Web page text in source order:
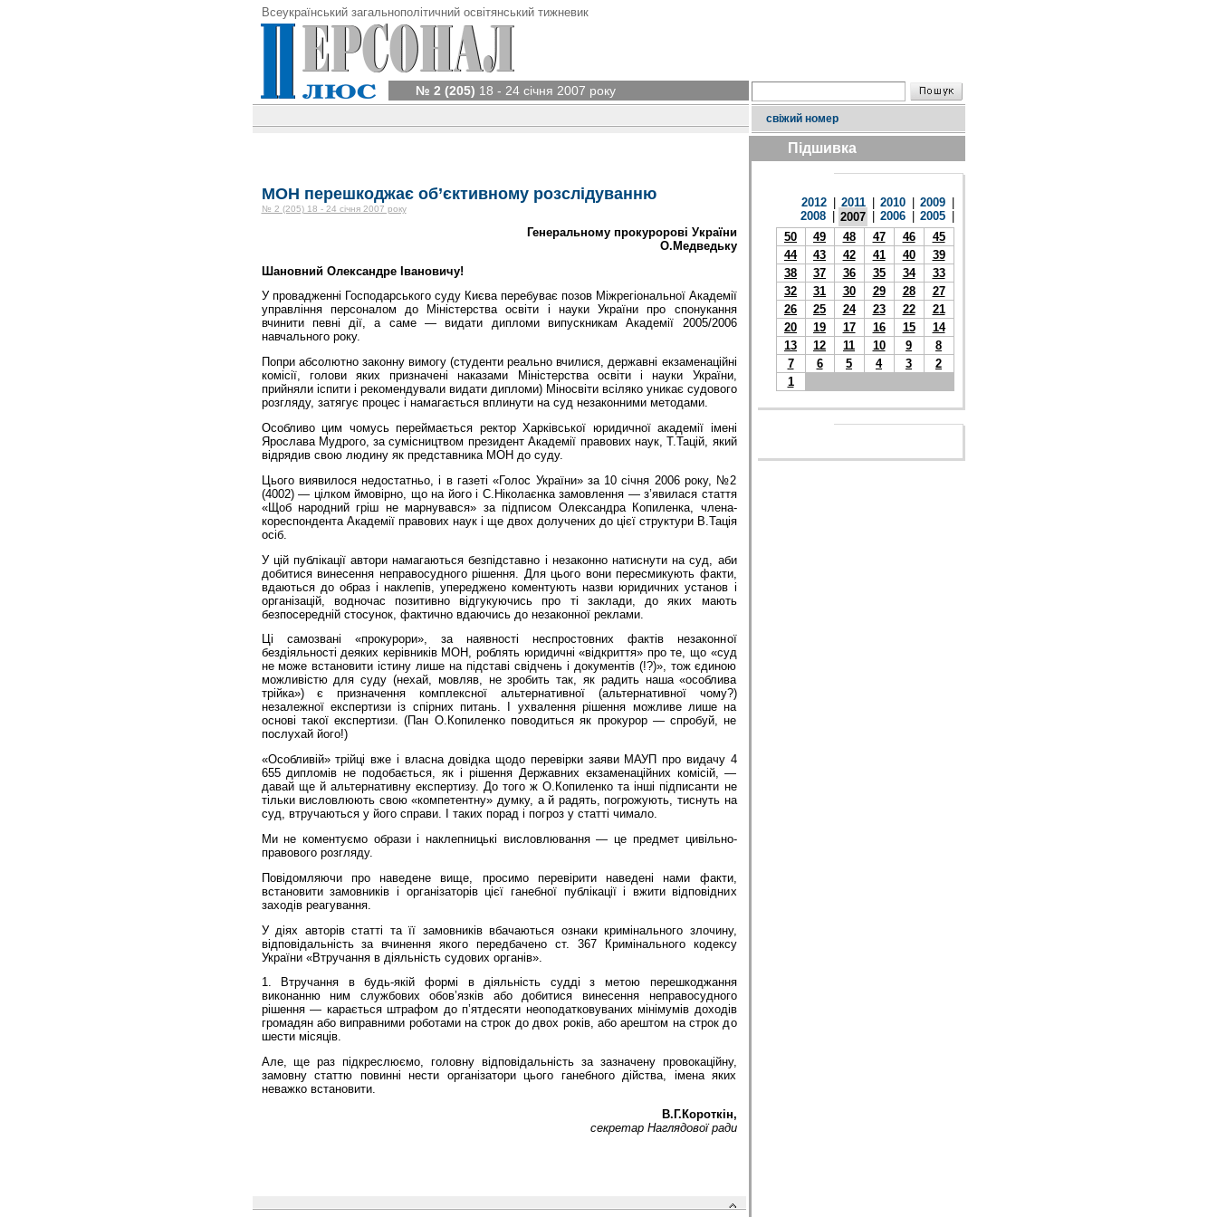
Всеукраїнський загальнополітичний освітянський тижневик
№ 2 (205) 18 - 24 січня 2007 року
свіжий номер
МОН перешкоджає об’єктивному розслідуванню
№ 2 (205) 18 - 24 січня 2007 року
Генеральному прокуророві України
О.Медведьку
Шановний Олександре Івановичу!
У провадженні Господарського суду Києва перебуває позов Міжрегіональної Академії
управління персоналом до Міністерства освіти і науки України про спонукання
вчинити певні дії, а саме — видати дипломи випускникам Академії 2005/2006
навчального року.
Попри абсолютно законну вимогу (студенти реально вчилися, державні екзаменаційні
комісії, голови яких призначені наказами Міністерства освіти і науки України,
прийняли іспити і рекомендували видати дипломи) Міносвіти всіляко уникає судового
розгляду, затягує процес і намагається вплинути на суд незаконними методами.
Особливо цим чомусь переймається ректор Харківської юридичної академії імені
Ярослава Мудрого, за сумісництвом президент Академії правових наук, Т.Тацій, який
відрядив свою людину як представника МОН до суду.
Цього виявилося недостатньо, і в газеті «Голос України» за 10 січня 2006 року, №2
(4002) — цілком ймовірно, що на його і С.Ніколаєнка замовлення — з’явилася стаття
«Щоб народний гріш не марнувався» за підписом Олександра Копиленка, члена-
кореспондента Академії правових наук і ще двох долучених до цієї структури В.Тація
осіб.
У цій публікації автори намагаються безпідставно і незаконно натиснути на суд, аби
добитися винесення неправосудного рішення. Для цього вони пересмикують факти,
вдаються до образ і наклепів, упереджено коментують назви юридичних установ і
організацій, водночас позитивно відгукуючись про ті заклади, до яких мають
безпосередній стосунок, фактично вдаючись до незаконної реклами.
Ці самозвані «прокурори», за наявності неспростовних фактів незаконної
бездіяльності деяких керівників МОН, роблять юридичні «відкриття» про те, що «суд
не може встановити істину лише на підставі свідчень і документів (!?)», тож єдиною
можливістю для суду (нехай, мовляв, не зробить так, як радить наша «особлива
трійка») є призначення комплексної альтернативної (альтернативної чому?)
незалежної експертизи із спірних питань. І ухвалення рішення можливе лише на
основі такої експертизи. (Пан О.Копиленко поводиться як прокурор — спробуй, не
послухай його!)
«Особливій» трійці вже і власна довідка щодо перевірки заяви МАУП про видачу 4
655 дипломів не подобається, як і рішення Державних екзаменаційних комісій, —
давай ще й альтернативну експертизу. До того ж О.Копиленко та інші підписанти не
тільки висловлюють свою «компетентну» думку, а й радять, погрожують, тиснуть на
суд, втручаються у його справи. І таких порад і погроз у статті чимало.
Ми не коментуємо образи і наклепницькі висловлювання — це предмет цивільно-
правового розгляду.
Повідомляючи про наведене вище, просимо перевірити наведені нами факти,
встановити замовників і організаторів цієї ганебної публікації і вжити відповідних
заходів реагування.
У діях авторів статті та її замовників вбачаються ознаки кримінального злочину,
відповідальність за вчинення якого передбачено ст. 367 Кримінального кодексу
України «Втручання в діяльність судових органів».
1. Втручання в будь-якій формі в діяльність судді з метою перешкоджання
виконанню ним службових обов’язків або добитися винесення неправосудного
рішення — карається штрафом до п’ятдесяти неоподатковуваних мінімумів доходів
громадян або виправними роботами на строк до двох років, або арештом на строк до
шести місяців.
Але, ще раз підкреслюємо, головну відповідальність за зазначену провокаційну,
замовну статтю повинні нести організатори цього ганебного дійства, імена яких
неважко встановити.
В.Г.Короткін,
секретар Наглядової ради
Підшивка
2012 2011 2010 2009
2008
2007 2006 2005
50
49 48 47 46
45
44
43 42 41 40
39
38
37 36 35 34
33
32
31 30 29 28
27
26
25 24 23 22
21
20
19 17 16 15
14
13
12 11 10 9
8
7
6 5 4 3
2
1